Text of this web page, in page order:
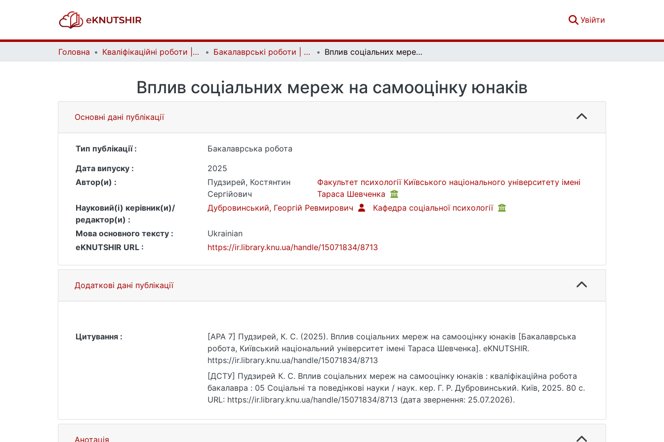
Увійти
Головна Кваліфікаційні роботи | Qualifying works Бакалаврські роботи | Bachelor theses Вплив соціальних мереж на самооцінку юнаків
Вплив соціальних мереж на самооцінку юнаків
Основні дані публікації
Тип публікації :
Бакалаврська робота
Дата випуску :
2025
Автор(и) :
Пудзирей, Костянтин
Сергійович
Факультет психології Київського національного університету імені
Тараса Шевченка
Науковий(і) керівник(и)/
редактор(и) :
Дубровинський, Георгій Ревмирович Кафедра соціальної психології
Мова основного тексту :
Ukrainian
eKNUTSHIR URL :
https://ir.library.knu.ua/handle/15071834/8713
Додаткові дані публікації
Цитування :
[APA 7] Пудзирей, К. С. (2025). Вплив соціальних мереж на самооцінку юнаків [Бакалаврська
робота, Київський національний університет імені Тараса Шевченка]. eKNUTSHIR.
https://ir.library.knu.ua/handle/15071834/8713
[ДСТУ] Пудзирей К. С. Вплив соціальних мереж на самооцінку юнаків : кваліфікаційна робота
бакалавра : 05 Соціальні та поведінкові науки / наук. кер. Г. Р. Дубровинський. Київ, 2025. 80 с.
URL: https://ir.library.knu.ua/handle/15071834/8713 (дата звернення: 25.07.2026).
Анотація